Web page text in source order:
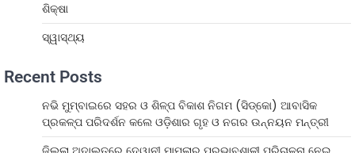
ଶିକ୍ଷା
ସ୍ୱାସ୍ଥ୍ୟ
Recent Posts
ନଭି ମୁମ୍ବାଇରେ ସହର ଓ ଶିଳ୍ପ ବିକାଶ ନିଗମ (ସିଡ୍‌କୋ) ଆବାସିକ
ପ୍ରକଳ୍ପ ପରିଦର୍ଶନ କଲେ ଓଡ଼ିଶାର ଗୃହ ଓ ନଗର ଉନ୍ନୟନ ମନ୍ତ୍ରୀ